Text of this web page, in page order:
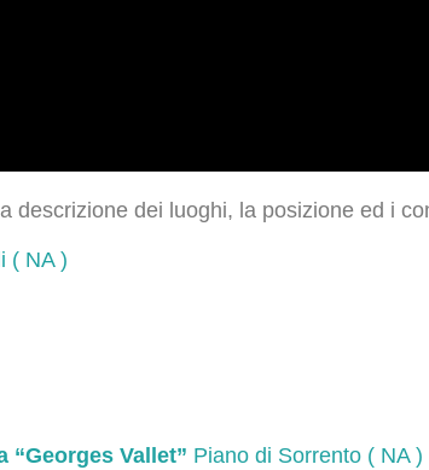
descrizione dei luoghi, la posizione ed i
( NA )
Vallet” Piano di Sorrento ( NA )